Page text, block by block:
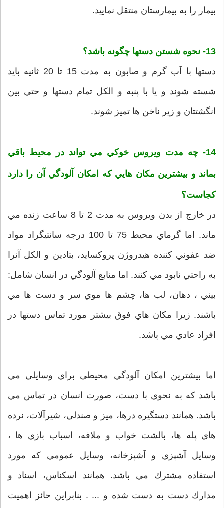
بيمار را به بيمارستان منتقل نماييد.
13- نحوه شستن دستها چگونه باشد؟
دستها با آب گرم و صابون به مدت 15 تا 20 ثانيه بايد
شسته شوند و يا با پنبه و الكل تمام دستها و حتي بين
انگشتتان و زير ناخن ها تميز شوند.
14- چه مدت ويروس خوكي مي تواند در محيط باقي
بماند و بيشترين مكان هايي كه امكان آلودگي آن را دارد
كجاست؟
در خارج از بدن ويروس به مدت 2 تا 8 ساعت زنده مي
ماند. اما گرماي محيط 75 تا 100 درجه سانتيگراد مواد
ضد عفوني كننده هيدروژن پروكسايد، بتادين و الكل آنرا
به راحتي نابود مي كنند. اما منابع آلودگي در انسان شامل:
بيني ، دهان، لب ها، چشم ها موي سر و دست ها مي
باشند. زيرا مكان هاي فوق بيشتر مورد تماس دستها در
افراد عادي مي باشد.
اما بيشترين امكان آلودگي محيطی براي وسايلي مي
باشد كه به نحوي با دست، صورت انسان در تماس مي
باشد. همانند دستگيره درها، ميز و صندلي، شيرآلات، نرده
هاي پله ها، بالشت خواب و ملافه، اسباب بازي ها ،
وسايل آشپزي و آشپزخانه، وسايل عمومي كه مورد
استفاده مشترك مي باشد. همانند اسكناس، اسناد و
مدارك دست به دست شده و ... . بنابراين حائز اهميت